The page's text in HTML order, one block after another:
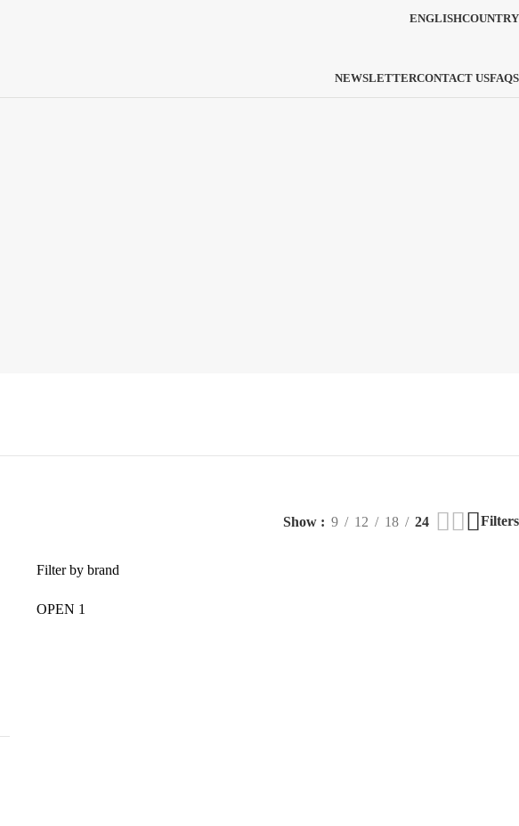
ENGLISHCOUNTRY
NEWSLETTERCONTACT USFAQS
Show 9 12 18 24 Filters
Filter by brand
OPEN 1